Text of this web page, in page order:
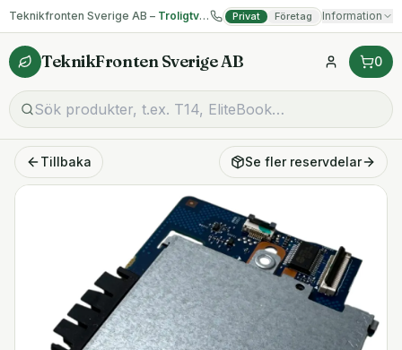
Teknikfronten Sverige AB – Troligtvis billigast på begagnad IT! Privat Företag Information
TeknikFronten Sverige AB 0
Tillbaka Se fler reservdelar